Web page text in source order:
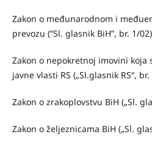
Zakon o međunarodnom i
prevozu (“Sl. glasnik BiH”, br. 1/02)
Zakon o nepokretnoj imovini koja
javne vlasti RS („Sl.glasnik RS“,
Zakon o zrakoplovstvu BiH („Sl.
Zakon o željeznicama BiH („Sl.